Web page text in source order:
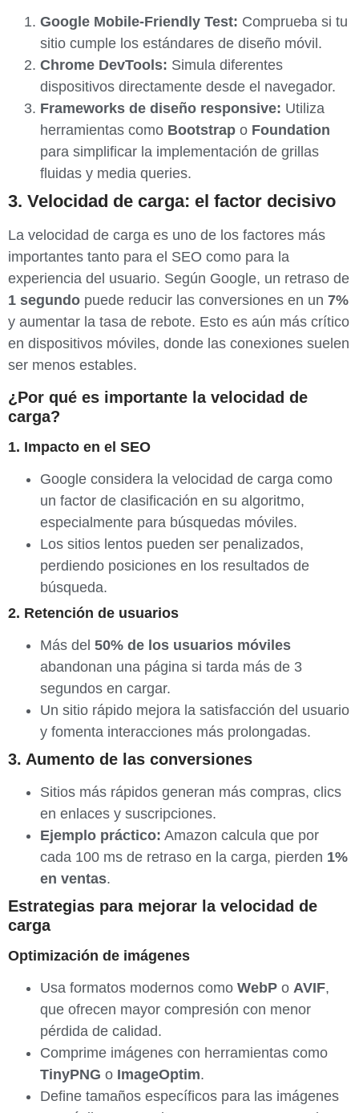
Google Mobile-Friendly Test: Comprueba si tu
sitio cumple los estándares de diseño móvil.
Chrome DevTools: Simula diferentes
dispositivos directamente desde el navegador.
Frameworks de diseño responsive: Utiliza
herramientas como Bootstrap o Foundation
para simplificar la implementación de grillas
fluidas y media queries.
3. Velocidad de carga: el factor decisivo
La velocidad de carga es uno de los factores más
importantes tanto para el SEO como para la
experiencia del usuario. Según Google, un retraso de
1 segundo puede reducir las conversiones en un 7%
y aumentar la tasa de rebote. Esto es aún más crítico
en dispositivos móviles, donde las conexiones suelen
ser menos estables.
¿Por qué es importante la velocidad de
carga?
1. Impacto en el SEO
Google considera la velocidad de carga como
un factor de clasificación en su algoritmo,
especialmente para búsquedas móviles.
Los sitios lentos pueden ser penalizados,
perdiendo posiciones en los resultados de
búsqueda.
2. Retención de usuarios
Más del 50% de los usuarios móviles
abandonan una página si tarda más de 3
segundos en cargar.
Un sitio rápido mejora la satisfacción del usuario
y fomenta interacciones más prolongadas.
3. Aumento de las conversiones
Sitios más rápidos generan más compras, clics
en enlaces y suscripciones.
Ejemplo práctico: Amazon calcula que por
cada 100 ms de retraso en la carga, pierden 1%
en ventas.
Estrategias para mejorar la velocidad de
carga
Optimización de imágenes
Usa formatos modernos como WebP o AVIF,
que ofrecen mayor compresión con menor
pérdida de calidad.
Comprime imágenes con herramientas como
TinyPNG o ImageOptim.
Define tamaños específicos para las imágenes